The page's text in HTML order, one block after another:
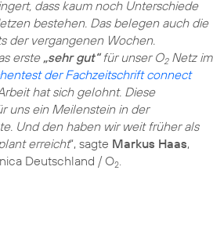
dass kaum noch Unterschiede
bestehen. Das belegen auch die
der vergangenen Wochen.
erste „sehr gut“für unser O2Netz im
der Fachzeitschrift connect
hat sich gelohnt. Diese
uns ein Meilenstein in der
Und den haben wir weit früher als
erreicht“, sagte Markus Haas,
Deutschland / O2.